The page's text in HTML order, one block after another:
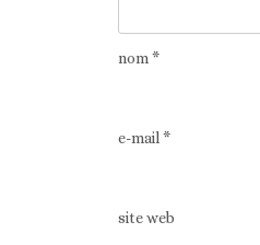
nom*
e-mail*
site web